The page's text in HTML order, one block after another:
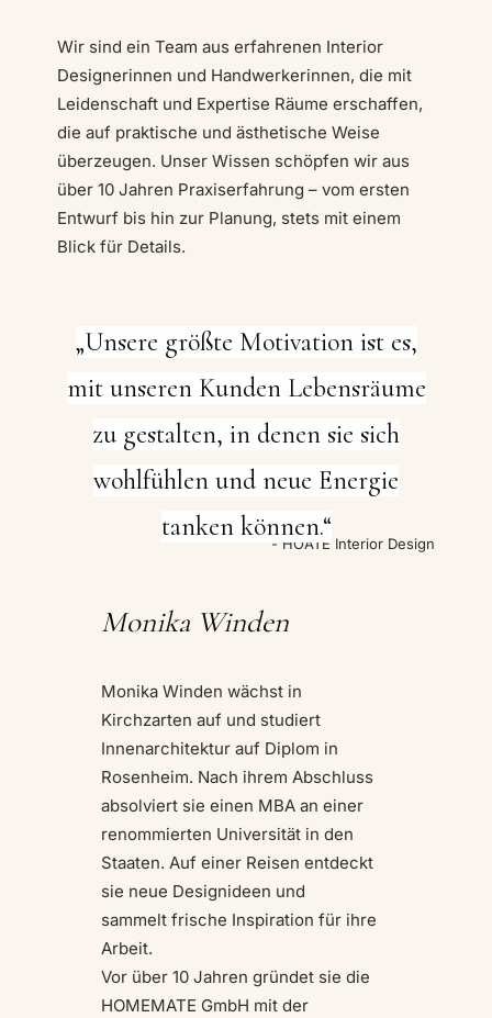
Wir sind ein Team aus erfahrenen Interior
Designerinnen und Handwerkerinnen, die mit
Leidenschaft und Expertise Räume erschaffen,
die auf praktische und ästhetische Weise
überzeugen. Unser Wissen schöpfen wir aus
über 10 Jahren Praxiserfahrung – vom ersten
Entwurf bis hin zur Planung, stets mit einem
Blick für Details.
„Unsere größte Motivation ist es,
mit unseren Kunden Lebensräume
zu gestalten, in denen sie sich
wohlfühlen und neue Energie
tanken können.“
- HOATE Interior Design
Monika Winden
Monika Winden wächst in
Kirchzarten auf und studiert
Innenarchitektur auf Diplom in
Rosenheim. Nach ihrem Abschluss
absolviert sie einen MBA an einer
renommierten Universität in den
Staaten. Auf einer Reisen entdeckt
sie neue Designideen und
sammelt frische Inspiration für ihre
Arbeit.
Vor über 10 Jahren gründet sie die
HOMEMATE GmbH mit der